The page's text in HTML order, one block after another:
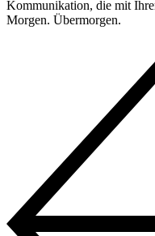
Kommunikation, die mit
Morgen. Übermorgen.